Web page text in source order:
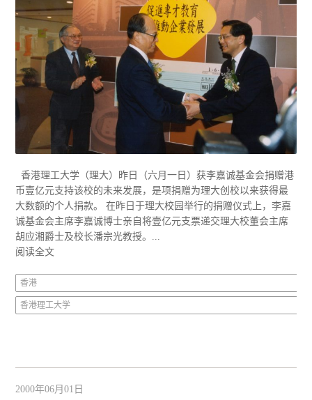
香港理工大学（理大）昨日（六月一日）获李嘉诚基金会捐赠港
币壹亿元支持该校的未来发展，是项捐赠为理大创校以来获得最
大数额的个人捐款。 在昨日于理大校园举行的捐赠仪式上，李嘉
诚基金会主席李嘉诚博士亲自将壹亿元支票递交理大校董会主席
胡应湘爵士及校长潘宗光教授。...
阅读全文
香港
香港理工大学
2000年06月01日